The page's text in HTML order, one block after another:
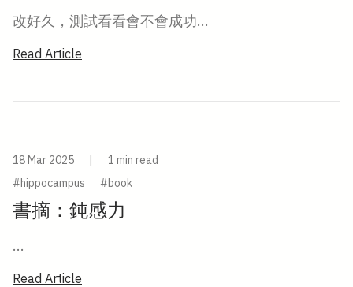
改好久，測試看看會不會成功...
Read Article
18 Mar 2025 |
1 min read
#hippocampus
#book
書摘：鈍感力
...
Read Article